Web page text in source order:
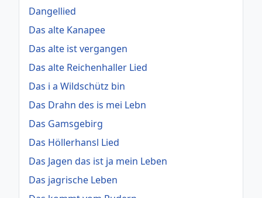
Dangellied
Das alte Kanapee
Das alte ist vergangen
Das alte Reichenhaller Lied
Das i a Wildschütz bin
Das Drahn des is mei Lebn
Das Gamsgebirg
Das Höllerhansl Lied
Das Jagen das ist ja mein Leben
Das jagrische Leben